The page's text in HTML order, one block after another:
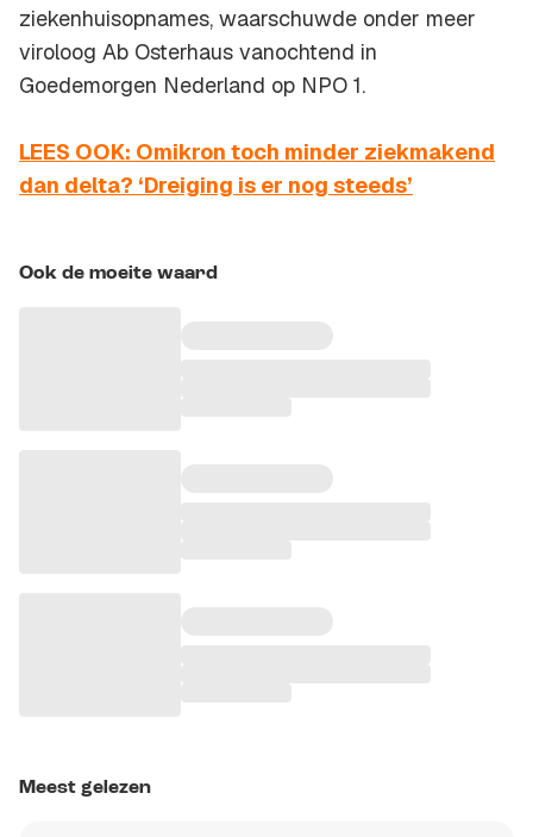
ziekenhuisopnames, waarschuwde onder meer
viroloog Ab Osterhaus vanochtend in
Goedemorgen Nederland op NPO 1.
LEES OOK: Omikron toch minder ziekmakend
dan delta? ‘Dreiging is er nog steeds’
Ook de moeite waard
Meest gelezen